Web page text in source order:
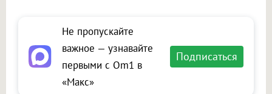
Не пропускайте
важное — узнавайте
первыми с Om1 в
«Макс»
Подписаться